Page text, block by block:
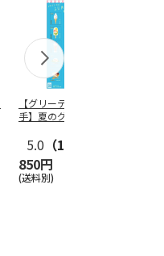
【グリーティング切
手】夏のグリーティ
5.0 （10）
850円
(送料別)